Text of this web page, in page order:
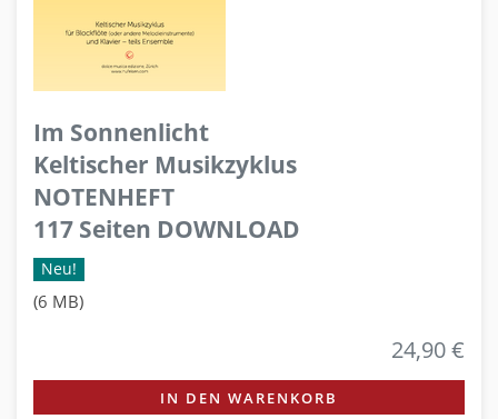
Im Sonnenlicht
Keltischer Musikzyklus
NOTENHEFT
117 Seiten DOWNLOAD
Neu!
(6 MB)
24,90 €
IN DEN WARENKORB